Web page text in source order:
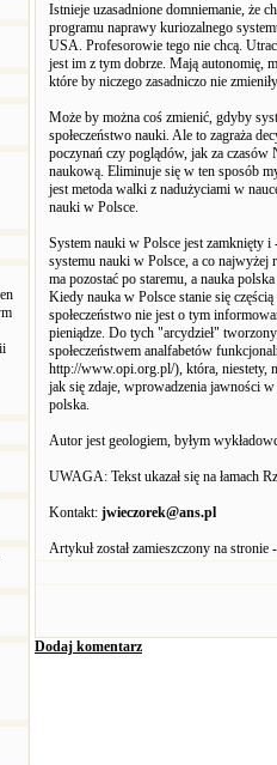
Istnieje uzasadnione domniemanie, że
programu naprawy kuriozalnego
USA. Profesorowie tego nie chcą.
jest im z tym dobrze. Mają autonomię,
które by niczego zasadniczo nie
Może by można coś zmienić, gdyby
społeczeństwo nauki. Ale to zagraża
poczynań czy poglądów, jak za
naukową. Eliminuje się w ten sposób
jest metoda walki z nadużyciami w
nauki w Polsce.
System nauki w Polsce jest zamknięty
systemu nauki w Polsce, a co
ma pozostać po staremu, a nauka
Kiedy nauka w Polsce stanie się
społeczeństwo nie jest o tym
pieniądze. Do tych "arcydzieł"
społeczeństwem analfabetów
http://www.opi.org.pl/), która, niestety,
jak się zdaje, wprowadzenia jawności
polska.
Autor jest geologiem, byłym
UWAGA: Tekst ukazał się na łamach
Kontakt: jwieczorek@ans.pl
Artykuł został zamieszczony na
Dodaj komentarz